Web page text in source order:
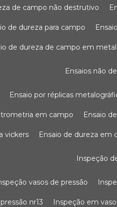
de campo não destrutivo
de dureza para campo
de dureza de campo em metal
ensaios não
ensaio por réplicas
em campo ensaio
vickers ensaio de dureza em
inspeção
vasos de pressão
nr13 inspeção em